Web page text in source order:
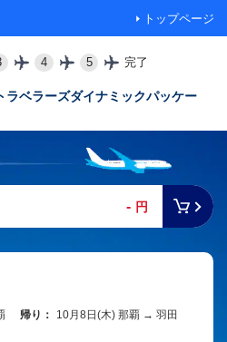
トップページ
4 5 完了
ラベラーズダイナミックパッケー
- 円
帰り：
10月8日(木) 那覇 → 羽田